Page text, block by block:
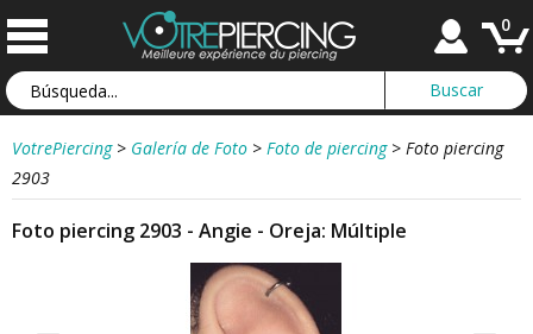
0
VotrePiercing > Galería de Foto > Foto de piercing > Foto piercing
2903
Foto piercing 2903 - Angie - Oreja: Múltiple